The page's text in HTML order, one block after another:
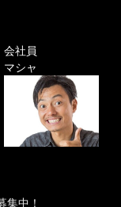
会社員
マシャ
集中！